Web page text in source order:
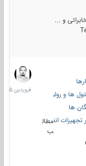
و ...
و رولورها
ها
انفرادی
مطال
ب
17
فروردین
1405